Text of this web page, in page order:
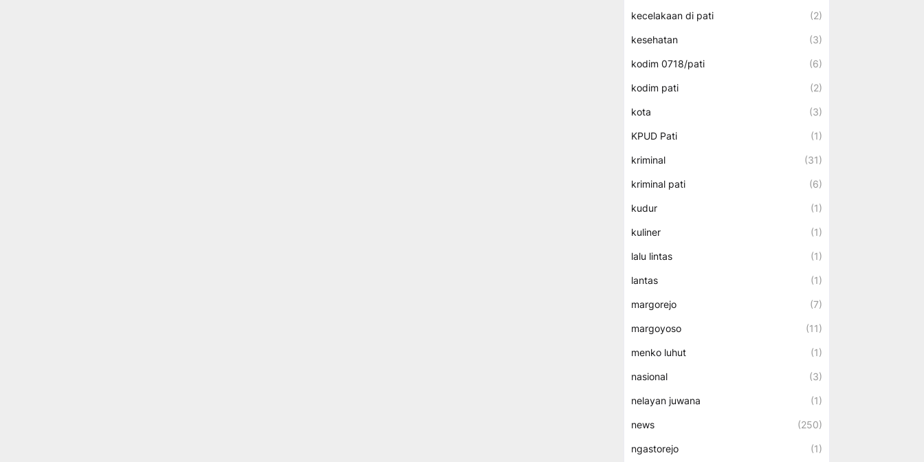
kecelakaan di pati (2)
kesehatan (3)
kodim 0718/pati (6)
kodim pati (2)
kota (3)
KPUD Pati (1)
kriminal (31)
kriminal pati (6)
kudur (1)
kuliner (1)
lalu lintas (1)
lantas (1)
margorejo (7)
margoyoso (11)
menko luhut (1)
nasional (3)
nelayan juwana (1)
news (250)
ngastorejo (1)